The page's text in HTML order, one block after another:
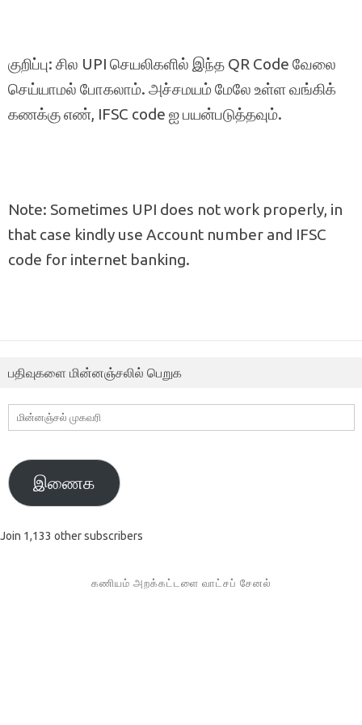
குறிப்பு: சில UPI செயலிகளில் இந்த QR Code வேலை
செய்யாமல் போகலாம். அச்சமயம் மேலே உள்ள வங்கிக்
கணக்கு எண், IFSC code ஐ பயன்படுத்தவும்.
Note: Sometimes UPI does not work properly, in
that case kindly use Account number and IFSC
code for internet banking.
பதிவுகளை மின்னஞ்சலில் பெறுக
மின்னஞ்சல்
முகவரி
இணைக
Join 1,133 other subscribers
கணியம் அறக்கட்டளை வாட்சப் சேனல்